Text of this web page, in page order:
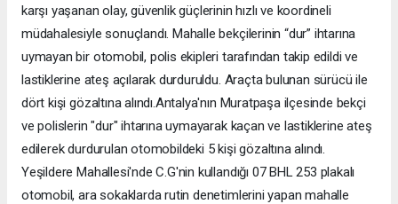
karşı yaşanan olay, güvenlik güçlerinin hızlı ve koordineli
müdahalesiyle sonuçlandı. Mahalle bekçilerinin “dur” ihtarına
uymayan bir otomobil, polis ekipleri tarafından takip edildi ve
lastiklerine ateş açılarak durduruldu. Araçta bulunan sürücü ile
dört kişi gözaltına alındı.Antalya'nın Muratpaşa ilçesinde bekçi
ve polislerin "dur" ihtarına uymayarak kaçan ve lastiklerine ateş
edilerek durdurulan otomobildeki 5 kişi gözaltına alındı.
Yeşildere Mahallesi'nde C.G'nin kullandığı 07 BHL 253 plakalı
otomobil, ara sokaklarda rutin denetimlerini yapan mahalle